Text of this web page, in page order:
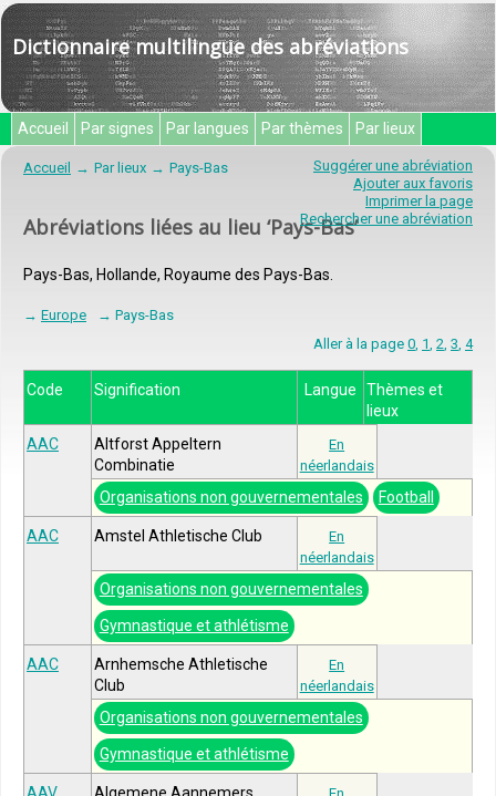
Dictionnaire multilingue des abréviations
Accueil Par signes Par langues Par thèmes Par lieux
Suggérer une abréviation
Ajouter aux favoris
Imprimer la page
Rechercher une abréviation
Accueil Par lieux Pays-Bas
Abréviations liées au lieu ‘Pays-Bas’
Pays-Bas, Hollande, Royaume des Pays-Bas.
→ Europe
→ Pays-Bas
Aller à la page 0, 1, 2, 3, 4
Code Signification Langue
Thèmes et
lieux
AAC
Altforst Appeltern
Combinatie
En
néerlandais
Organisations non gouvernementales Football
AAC Amstel Athletische Club
En
néerlandais
Organisations non gouvernementales
Gymnastique et athlétisme
AAC
Arnhemsche Athletische
Club
En
néerlandais
Organisations non gouvernementales
Gymnastique et athlétisme